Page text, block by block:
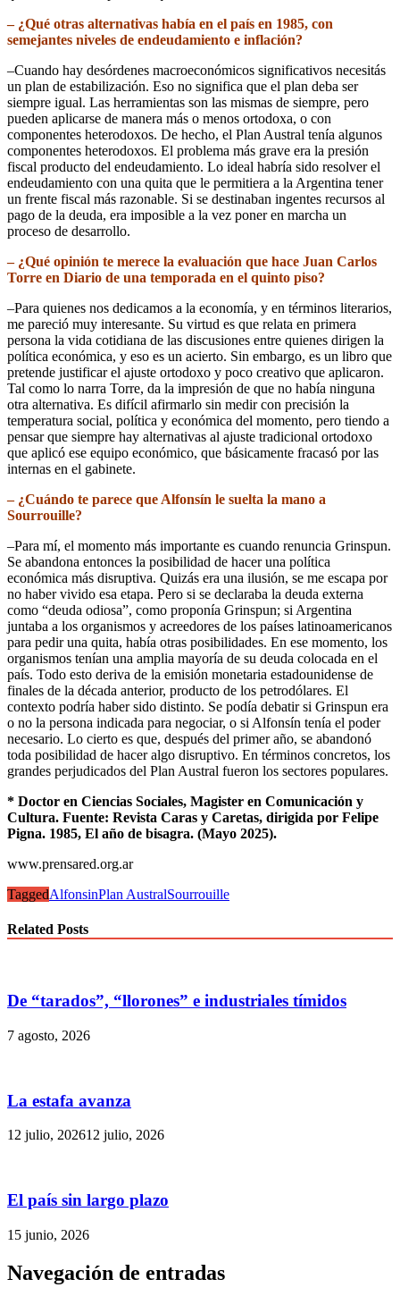
– ¿Qué otras alternativas había en el país en 1985, con
semejantes niveles de endeudamiento e inflación?
–Cuando hay desórdenes macroeconómicos significativos necesitás
un plan de estabilización. Eso no significa que el plan deba ser
siempre igual. Las herramientas son las mismas de siempre, pero
pueden aplicarse de manera más o menos ortodoxa, o con
componentes heterodoxos. De hecho, el Plan Austral tenía algunos
componentes heterodoxos. El problema más grave era la presión
fiscal producto del endeudamiento. Lo ideal habría sido resolver el
endeudamiento con una quita que le permitiera a la Argentina tener
un frente fiscal más razonable. Si se destinaban ingentes recursos al
pago de la deuda, era imposible a la vez poner en marcha un
proceso de desarrollo.
– ¿Qué opinión te merece la evaluación que hace Juan Carlos
Torre en Diario de una temporada en el quinto piso?
–Para quienes nos dedicamos a la economía, y en términos literarios,
me pareció muy interesante. Su virtud es que relata en primera
persona la vida cotidiana de las discusiones entre quienes dirigen la
política económica, y eso es un acierto. Sin embargo, es un libro que
pretende justificar el ajuste ortodoxo y poco creativo que aplicaron.
Tal como lo narra Torre, da la impresión de que no había ninguna
otra alternativa. Es difícil afirmarlo sin medir con precisión la
temperatura social, política y económica del momento, pero tiendo a
pensar que siempre hay alternativas al ajuste tradicional ortodoxo
que aplicó ese equipo económico, que básicamente fracasó por las
internas en el gabinete.
– ¿Cuándo te parece que Alfonsín le suelta la mano a
Sourrouille?
–Para mí, el momento más importante es cuando renuncia Grinspun.
Se abandona entonces la posibilidad de hacer una política
económica más disruptiva. Quizás era una ilusión, se me escapa por
no haber vivido esa etapa. Pero si se declaraba la deuda externa
como “deuda odiosa”, como proponía Grinspun; si Argentina
juntaba a los organismos y acreedores de los países latinoamericanos
para pedir una quita, había otras posibilidades. En ese momento, los
organismos tenían una amplia mayoría de su deuda colocada en el
país. Todo esto deriva de la emisión monetaria estadounidense de
finales de la década anterior, producto de los petrodólares. El
contexto podría haber sido distinto. Se podía debatir si Grinspun era
o no la persona indicada para negociar, o si Alfonsín tenía el poder
necesario. Lo cierto es que, después del primer año, se abandonó
toda posibilidad de hacer algo disruptivo. En términos concretos, los
grandes perjudicados del Plan Austral fueron los sectores populares.
* Doctor en Ciencias Sociales, Magister en Comunicación y
Cultura. Fuente: Revista Caras y Caretas, dirigida por Felipe
Pigna. 1985, El año de bisagra. (Mayo 2025).
www.prensared.org.ar
TaggedAlfonsinPlan AustralSourrouille
Related Posts
De “tarados”, “llorones” e industriales tímidos
7 agosto, 2026
La estafa avanza
12 julio, 202612 julio, 2026
El país sin largo plazo
15 junio, 2026
Navegación de entradas